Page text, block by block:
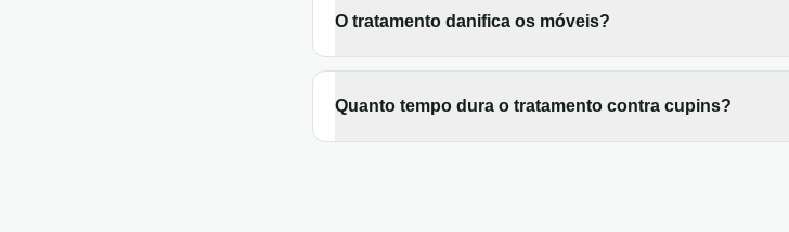
O tratamento danifica os móveis?
Quanto tempo dura o tratamento contra cupins?